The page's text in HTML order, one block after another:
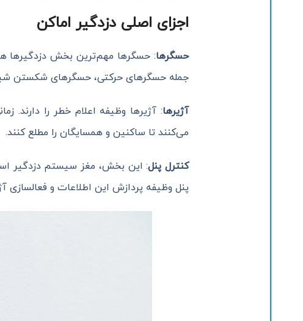
اجزای اصلی دزدگیر اماکن
حسگرها: حسگرها مهم‌ترین بخش دزدگیرها
جمله حسگرهای حرکتی، حسگرهای شکستن
آژیرها: آژیرها وظیفه اعلام خطر را
می‌کنند تا ساکنین و همسایگان را مطلع کنند.
کنترل پنل: این بخش، مغز سیستم دزدگیر
پنل وظیفه پردازش این اطلاعات و فعالسازی